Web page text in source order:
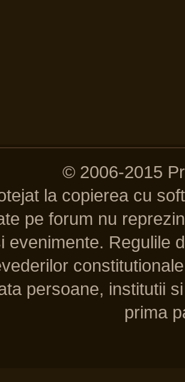
© 2006-2015
la copierea cu
pe forum nu
evenimente. Regulile
persoane, institutii
prima